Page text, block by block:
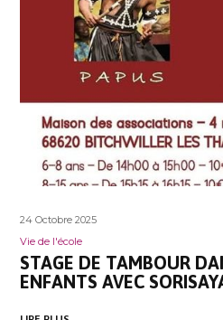
24 Octobre 2025
Vie de l'école
STAGE DE TAMBOUR
ENFANTS AVEC